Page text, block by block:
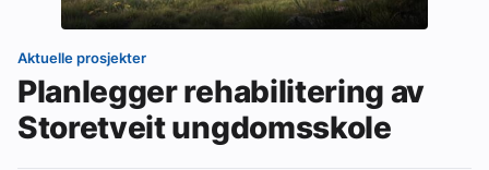
Aktuelle prosjekter
Planlegger rehabilitering av
Storetveit ungdomsskole